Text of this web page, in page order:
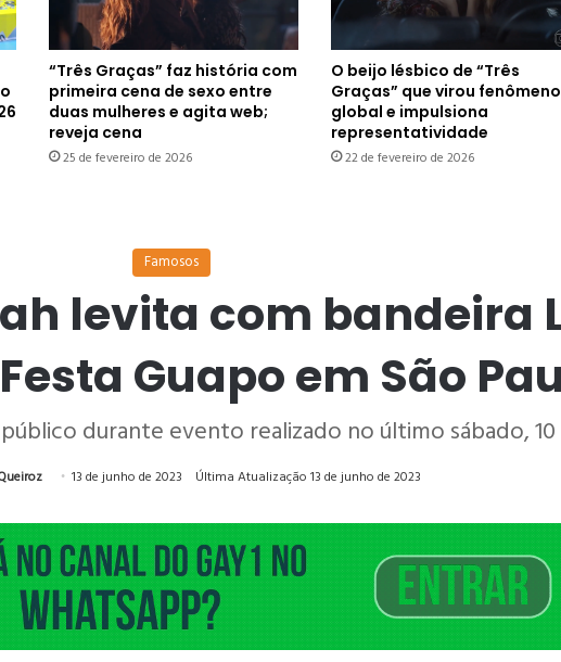
“Três Graças” faz história com
primeira cena de sexo entre
duas mulheres e agita web;
reveja cena
25 de fevereiro de 2026
O beijo lésbico de “Três
Graças” que virou fenômeno
global e impulsiona
representatividade
22 de fevereiro de 2026